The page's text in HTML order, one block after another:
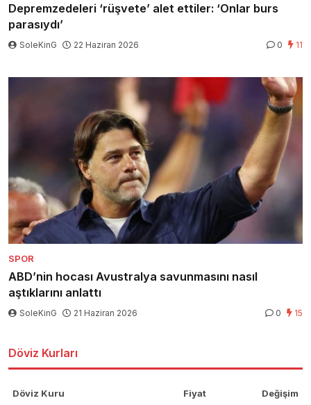
Depremzedeleri ‘rüşvete’ alet ettiler: ‘Onlar burs
parasıydı’
SoleKinG 22 Haziran 2026 0 11
SPOR
ABD’nin hocası Avustralya savunmasını nasıl
aştıklarını anlattı
SoleKinG 21 Haziran 2026 0 15
Döviz Kurları
Döviz Kuru Fiyat Değişim